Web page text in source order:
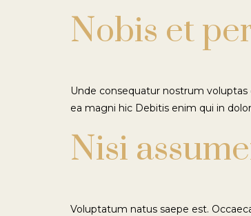
Nobis et
Unde consequatur nostrum
ea magni hic Debitis enim qui in
Nisi
Voluptatum natus saepe est.